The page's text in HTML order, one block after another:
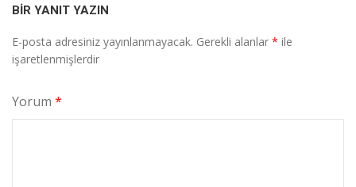
BIR YANIT YAZIN
E-posta adresiniz yayınlanmayacak. Gerekli alanlar * ile
işaretlenmişlerdir
Yorum *